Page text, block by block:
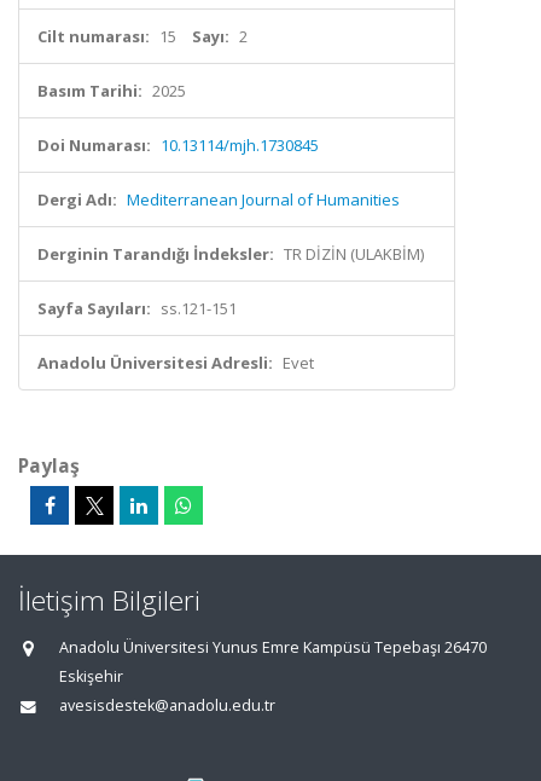
Cilt numarası: 15 Sayı: 2
Basım Tarihi: 2025
Doi Numarası: 10.13114/mjh.1730845
Dergi Adı: Mediterranean Journal of Humanities
Derginin Tarandığı İndeksler: TR DİZİN (ULAKBİM)
Sayfa Sayıları: ss.121-151
Anadolu Üniversitesi Adresli: Evet
Paylaş
İletişim Bilgileri
Anadolu Üniversitesi Yunus Emre Kampüsü Tepebaşı 26470
Eskişehir
avesisdestek@anadolu.edu.tr